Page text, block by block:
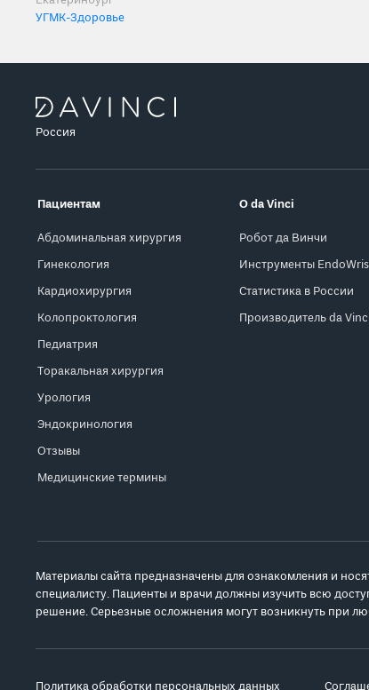
УГМК-Здоровье
Россия
Пациентам
Абдоминальная хирургия
Гинекология
Кардиохирургия
Колопроктология
Педиатрия
Торакальная хирургия
Урология
Эндокринология
Отзывы
Медицинские термины
О da Vinci
Робот да Винчи
Инструменты
Статистика в России
Производитель da
Материалы сайта предназначены для ознакомления и
специалисту. Пациенты и врачи должны изучить всю
решение. Серьезные осложнения могут возникнуть при
Политика обработки персональных данных